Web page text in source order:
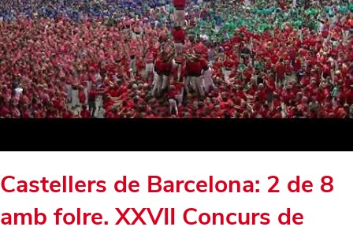
Castellers de Barcelona: 2 de 8
amb folre. XXVII Concurs de